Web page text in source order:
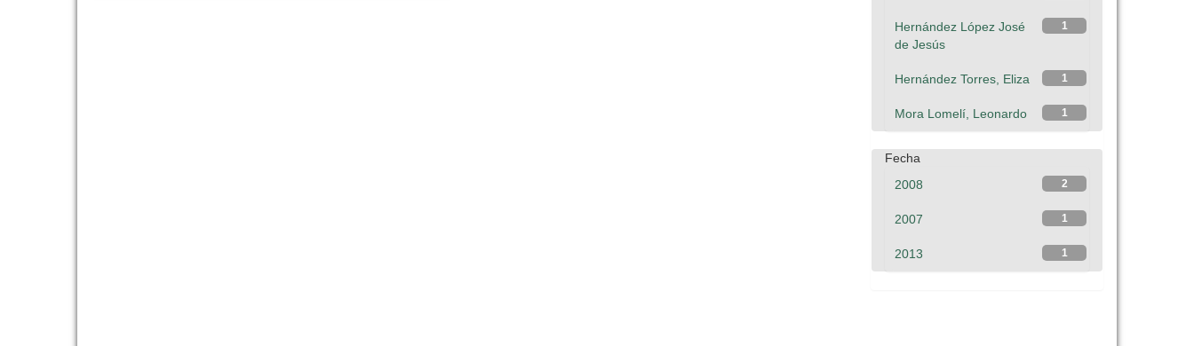
1
Hernández López José
de Jesús
1
Hernández Torres, Eliza
1
Mora Lomelí, Leonardo
Fecha
2
2008
1
2007
1
2013